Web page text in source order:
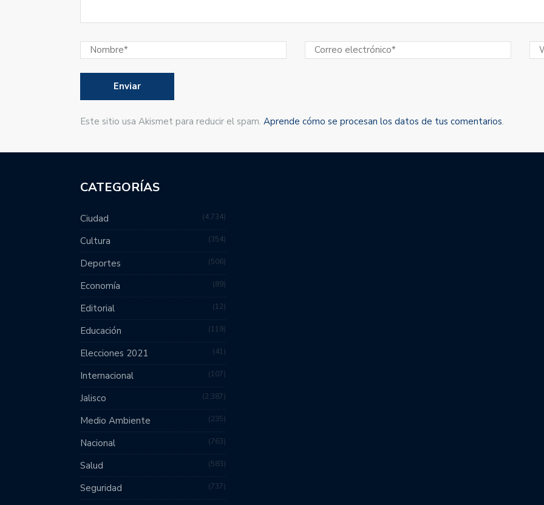
Este sitio usa Akismet para reducir el spam. Aprende cómo se procesan los datos de tus comentarios.
CATEGORÍAS
Ciudad 4,734
Cultura 354
Deportes 506
Economía 89
Editorial 12
Educación 119
Elecciones 2021 41
Internacional 107
Jalisco 2,387
Medio Ambiente 235
Nacional 763
Salud 583
Seguridad 737